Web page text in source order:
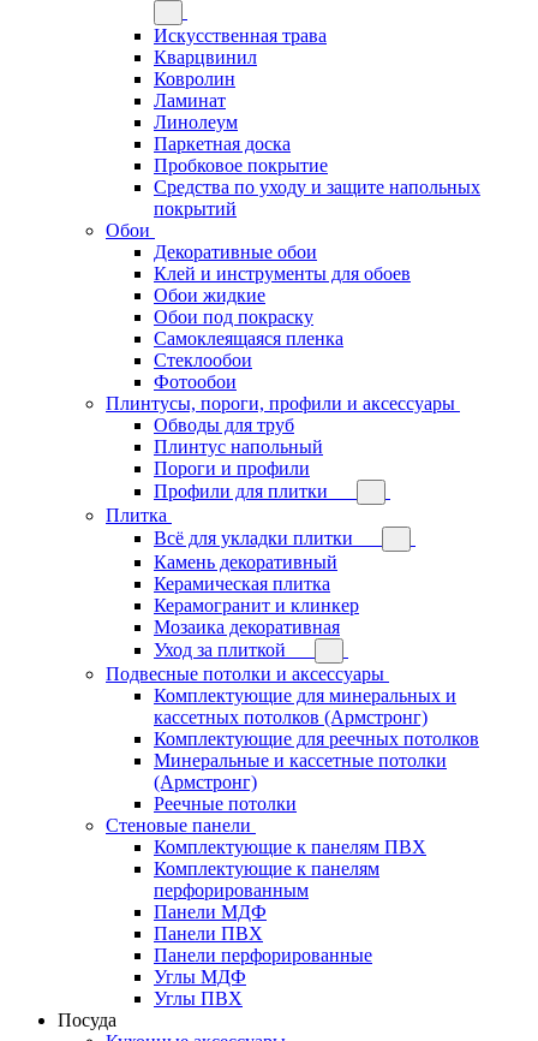
Искусственная трава
Кварцвинил
Ковролин
Ламинат
Линолеум
Паркетная доска
Пробковое покрытие
Средства по уходу и защите напольных
покрытий
Обои
Декоративные обои
Клей и инструменты для обоев
Обои жидкие
Обои под покраску
Самоклеящаяся пленка
Стеклообои
Фотообои
Плинтусы, пороги, профили и аксессуары
Обводы для труб
Плинтус напольный
Пороги и профили
Профили для плитки
Плитка
Всё для укладки плитки
Камень декоративный
Керамическая плитка
Керамогранит и клинкер
Мозаика декоративная
Уход за плиткой
Подвесные потолки и аксессуары
Комплектующие для минеральных и
кассетных потолков (Армстронг)
Комплектующие для реечных потолков
Минеральные и кассетные потолки
(Армстронг)
Реечные потолки
Стеновые панели
Комплектующие к панелям ПВХ
Комплектующие к панелям
перфорированным
Панели МДФ
Панели ПВХ
Панели перфорированные
Углы МДФ
Углы ПВХ
Посуда